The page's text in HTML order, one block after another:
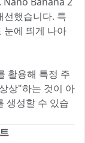
선했습니다. 특
눈에 띄게 나아
활용해 특정 주
상"하는 것이 아
생성할 수 있습